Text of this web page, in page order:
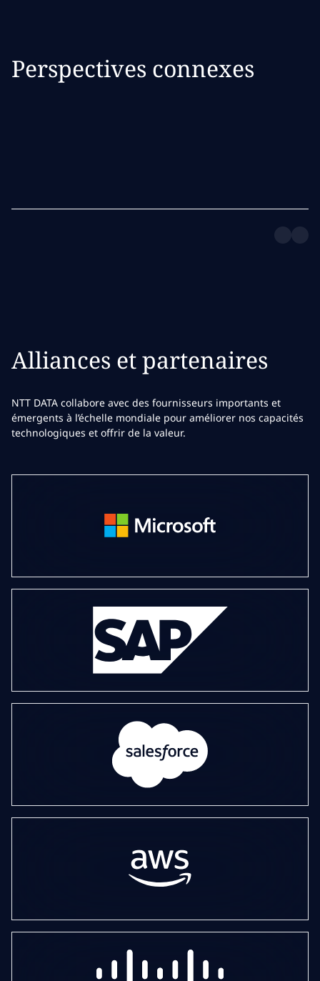
Perspectives connexes
Alliances et partenaires
NTT DATA collabore avec des fournisseurs importants et
émergents à l’échelle mondiale pour améliorer nos capacités
technologiques et offrir de la valeur.